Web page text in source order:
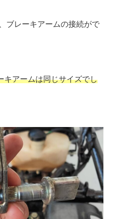
ブレーキアームの接続がで
キアームは同じサイズでし